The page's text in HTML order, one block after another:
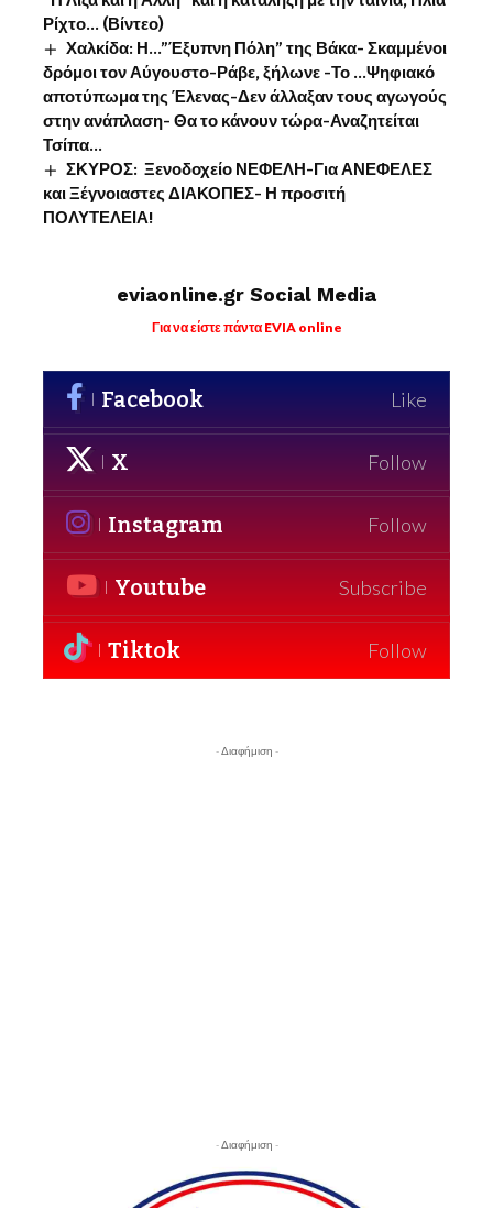
Ρίχτο… (Βίντεο)
Χαλκίδα: Η…”Έξυπνη Πόλη” της Βάκα- Σκαμμένοι
δρόμοι τον Αύγουστο-Ράβε, ξήλωνε -Το …Ψηφιακό
αποτύπωμα της Έλενας-Δεν άλλαξαν τους αγωγούς
στην ανάπλαση- Θα το κάνουν τώρα-Αναζητείται
Τσίπα…
ΣΚΥΡΟΣ: Ξενοδοχείο ΝΕΦΕΛΗ-Για ΑΝΕΦΕΛΕΣ
και Ξέγνοιαστες ΔΙΑΚΟΠΕΣ- Η προσιτή
ΠΟΛΥΤΕΛΕΙΑ!
eviaonline.gr Social Media
Για να είστε πάντα EVIA online
Facebook Like
X Follow
Instagram Follow
Youtube Subscribe
Tiktok Follow
- Διαφήμιση -
- Διαφήμιση -